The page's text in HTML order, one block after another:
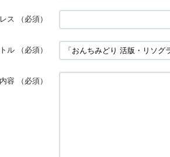
ス （必須）
ル （必須）
容 （必須）